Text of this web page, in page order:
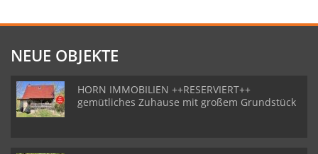
NEUE OBJEKTE
HORN IMMOBILIEN ++RESERVIERT++
gemütliches Zuhause mit großem Grundstück